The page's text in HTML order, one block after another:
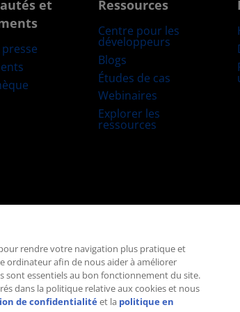
et
presse
Ressources
Centre pour les
développeurs
Blogs
Études de cas
Webinaires
Explorer les
ressources
Politique relative aux cookies
Paramètres des
© 2026 Advanced Micro Devices, Inc.
rendre votre navigation plus pratique et
ordinateur afin de nous aider à améliorer
sont essentiels au bon fonctionnement du site.
dans la politique relative aux cookies et nous
de confidentialitéet la politique en